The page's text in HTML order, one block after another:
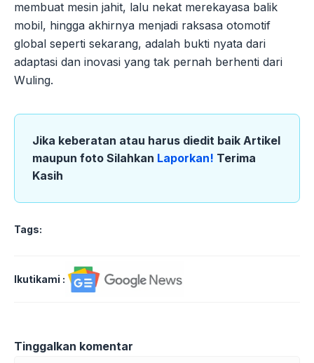
membuat mesin jahit, lalu nekat merekayasa balik
mobil, hingga akhirnya menjadi raksasa otomotif
global seperti sekarang, adalah bukti nyata dari
adaptasi dan inovasi yang tak pernah berhenti dari
Wuling.
Jika keberatan atau harus diedit baik Artikel
maupun foto Silahkan Laporkan! Terima
Kasih
Tags:
Ikutikami :
Tinggalkan komentar